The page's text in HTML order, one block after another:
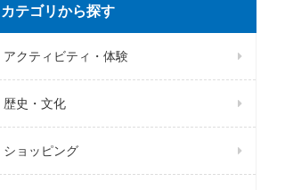
カテゴリから探す
アクティビティ・体験
歴史・文化
ショッピング